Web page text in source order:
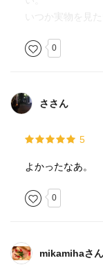
いつか実物を見た
0
ささん
5
よかったなあ。
0
mikamihaさん